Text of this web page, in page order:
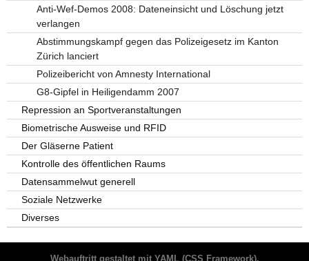
Anti-Wef-Demos 2008: Dateneinsicht und Löschung jetzt
verlangen
Abstimmungskampf gegen das Polizeigesetz im Kanton
Zürich lanciert
Polizeibericht von Amnesty International
G8-Gipfel in Heiligendamm 2007
Repression an Sportveranstaltungen
Biometrische Ausweise und RFID
Der Gläserne Patient
Kontrolle des öffentlichen Raums
Datensammelwut generell
Soziale Netzwerke
Diverses
Webauftritt gestaltet mit YAML(CSS Framework),